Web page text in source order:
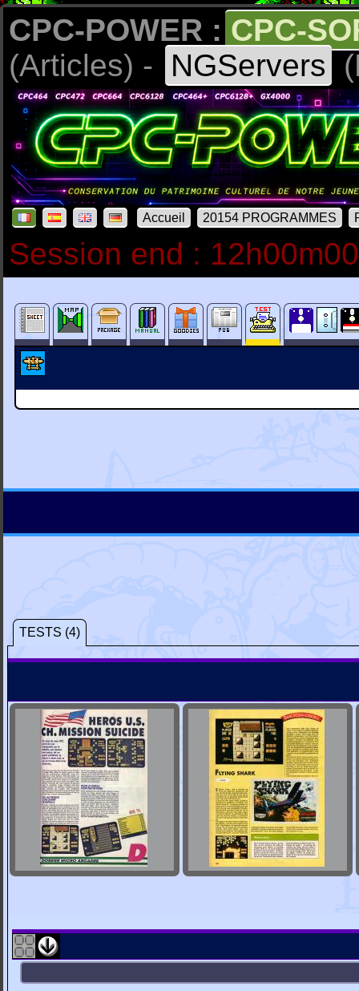
CPC-POWER : CPC-
(Articles) -
NGServers
Accueil 20154 PROGRAMMES
Session end :
TESTS (4)